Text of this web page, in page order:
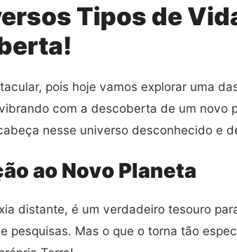
Tipos de
pois hoje vamos explorar uma
com a descoberta de um
nesse universo desconhecido e
ao Novo Planeta
distante, é um verdadeiro tesouro
pesquisas. Mas o que o torna tão